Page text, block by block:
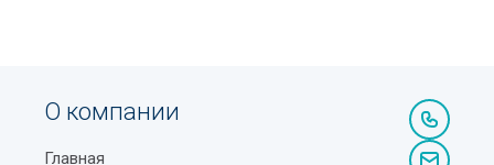
Новые тарифы и безналичная оплата в транспорте
Ташкента с 2025 года
О компании
Главная